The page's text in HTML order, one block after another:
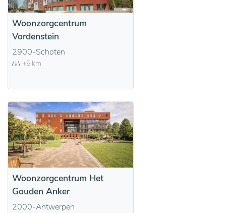
Woonzorgcentrum
Vordenstein
2900-Schoten
+5 km
Woonzorgcentrum Het
Gouden Anker
2000-Antwerpen